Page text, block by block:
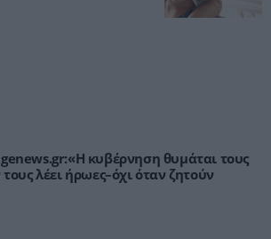
κυβέρνηση θυμάται τους
λέει ήρωες–όχι όταν ζητούν